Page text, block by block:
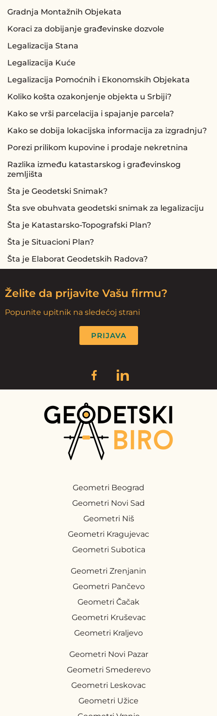
Gradnja Montažnih Objekata
Koraci za dobijanje građevinske dozvole
Legalizacija Stana
Legalizacija Kuće
Legalizacija Pomoćnih i Ekonomskih Objekata
Koliko košta ozakonjenje objekta u Srbiji?
Kako se vrši parcelacija i spajanje parcela?
Kako se dobija lokacijska informacija za izgradnju?
Porezi prilikom kupovine i prodaje nekretnina
Razlika između katastarskog i građevinskog
zemljišta
Šta je Geodetski Snimak?
Šta sve obuhvata geodetski snimak za legalizaciju
Šta je Katastarsko-Topografski Plan?
Šta je Situacioni Plan?
Šta je Elaborat Geodetskih Radova?
Želite da prijavite Vašu firmu?
Popunite upitnik na sledećoj strani
PRIJAVA
Geometri Beograd
Geometri Novi Sad
Geometri Niš
Geometri Kragujevac
Geometri Subotica
Geometri Zrenjanin
Geometri Pančevo
Geometri Čačak
Geometri Kruševac
Geometri Kraljevo
Geometri Novi Pazar
Geometri Smederevo
Geometri Leskovac
Geometri Užice